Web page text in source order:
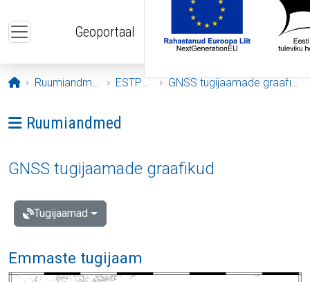
Geoportaal
Avaleht
Ruumiandmed ESTPOS GNSS tugijaamade graafikud
Ava menüü: Ruumiandmed
Ruumiandmed
GNSS tugijaamade graafikud
Tugijaamad
Emmaste tugijaam